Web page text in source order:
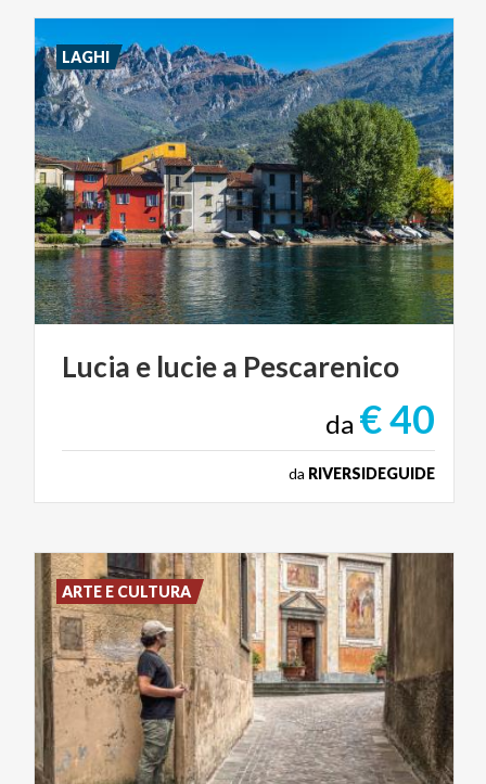
Lucia e luciea Pescarenico
da € 40
da RIVERSIDEGUIDE
LAGHI
ARTE E CULTURA